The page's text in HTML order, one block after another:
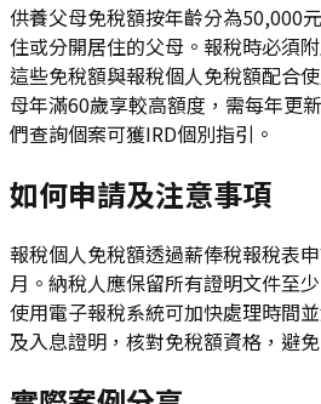
供養父母免稅額按年齡分為50,000
住或分開居住的父母。報稅時必須
這些免稅額與報稅個人免稅額配合
母年滿60歲享較高額度，需每年更
們查詢個案可獲IRD個別指引。
如何申請及注意事項
報稅個人免稅額透過薪俸稅報稅表
月。納稅人應保留所有證明文件至
使用電子報稅系統可加快處理時間
及入息證明，核對免稅額資格，避